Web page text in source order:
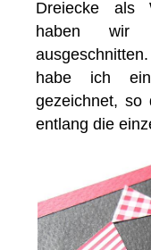
Dreiecke als
haben wir
habe ich
gezeichnet, so
entlang die